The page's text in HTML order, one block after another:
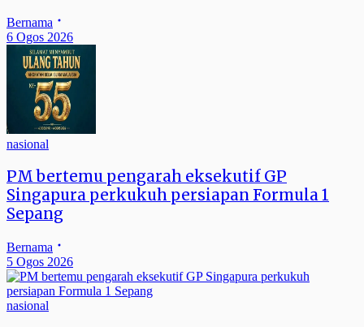
Bernama
6 Ogos 2026
nasional
PM bertemu pengarah eksekutif GP
Singapura perkukuh persiapan Formula 1
Sepang
Bernama
5 Ogos 2026
nasional